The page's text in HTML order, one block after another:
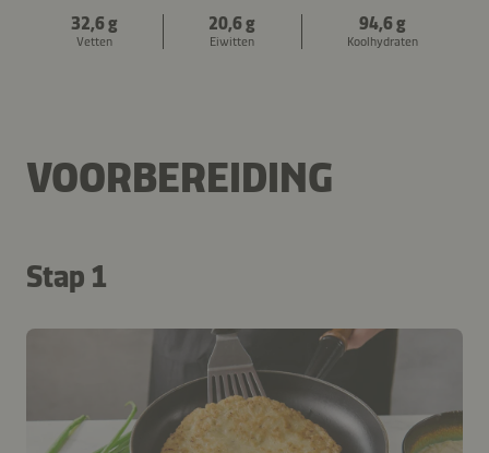
32,6 g
Vetten
20,6 g
Eiwitten
94,6 g
Koolhydraten
VOORBEREIDING
Stap 1